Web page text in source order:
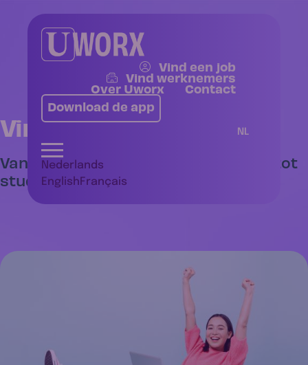
Vind een job
Vind werknemers
Over Uworx
Contact
Download de app
NL
Nederlands
English Français
Vind een job
Van vaste functies in sales & office tot
studenten- en flexijobs.